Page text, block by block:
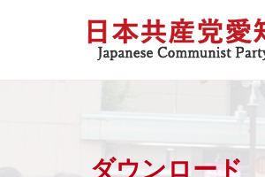
ダウンロード